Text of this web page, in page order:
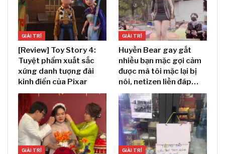
GIẢI TRÍ
[Review] Toy Story 4:
Tuyệt phẩm xuất sắc
xứng danh tượng đài
kinh điển của Pixar
GIẢI TRÍ
Huyền Bear gay gắt
nhiều bạn mặc gợi cảm
được mà tôi mặc lại bị
nói, netizen liền đáp…
GIẢI TRÍ GIẢI TRÍ